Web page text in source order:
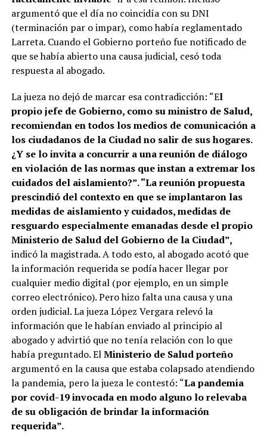
argumentó que el día no coincidía con su DNI
(terminación par o impar), como había reglamentado
Larreta. Cuando el Gobierno porteño fue notificado de
que se había abierto una causa judicial, cesó toda
respuesta al abogado.
La jueza no dejó de marcar esa contradicción: “El
propio jefe de Gobierno, como su ministro de Salud,
recomiendan en todos los medios de comunicación a
los ciudadanos de la Ciudad no salir de sus hogares.
¿Y se lo invita a concurrir a una reunión de diálogo
en violación de las normas que instan a extremar los
cuidados del aislamiento?”. “La reunión propuesta
prescindió del contexto en que se implantaron las
medidas de aislamiento y cuidados, medidas de
resguardo especialmente emanadas desde el propio
Ministerio de Salud del Gobierno de la Ciudad”,
indicó la magistrada. A todo esto, al abogado acotó que
la información requerida se podía hacer llegar por
cualquier medio digital (por ejemplo, en un simple
correo electrónico). Pero hizo falta una causa y una
orden judicial. La jueza López Vergara relevó la
información que le habían enviado al principio al
abogado y advirtió que no tenía relación con lo que
había preguntado. ElMinisterio de Salud porteño
argumentó en la causa que estaba colapsado atendiendo
la pandemia, pero la jueza le contestó: “La pandemia
por covid-19 invocada en modo alguno lo relevaba
de su obligación de brindar la información
requerida”.